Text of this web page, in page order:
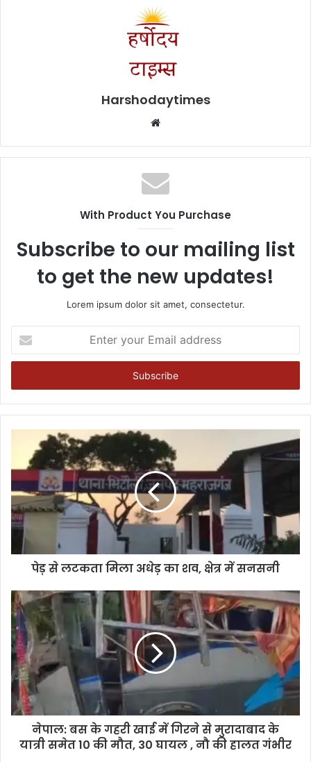
Harshodaytimes
Website
With Product You Purchase
Subscribe to our mailing list
to get the new updates!
Lorem ipsum dolor sit amet, consectetur.
your
Email
पेड़ से लटकता मिला अधेड़ का शव, क्षेत्र में सनसनी
नेपाल: बस के गहरी खाई में गिरने से मुरादाबाद के
यात्री समेत 10 की मौत, 30 घायल , नौ की हालत गंभीर